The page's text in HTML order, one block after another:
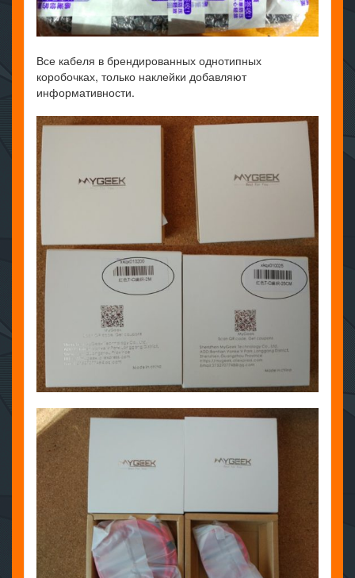
Все кабеля в брендированных однотипных
коробочках, только наклейки добавляют
информативности.